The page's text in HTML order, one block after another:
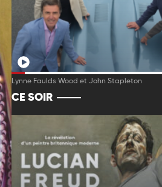
Lynne Faulds Wood et John Stapleton
CE SOIR